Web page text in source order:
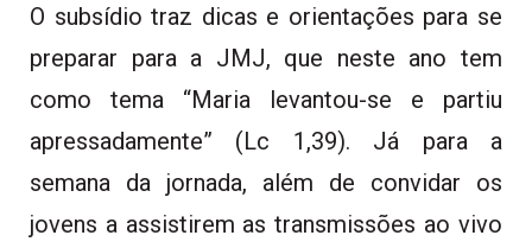
O subsídio traz dicas e orientações para se
preparar para a JMJ, que neste ano tem
como tema “Maria levantou-se e partiu
apressadamente” (Lc 1,39). Já para a
semana da jornada, além de convidar os
jovens a assistirem as transmissões ao vivo